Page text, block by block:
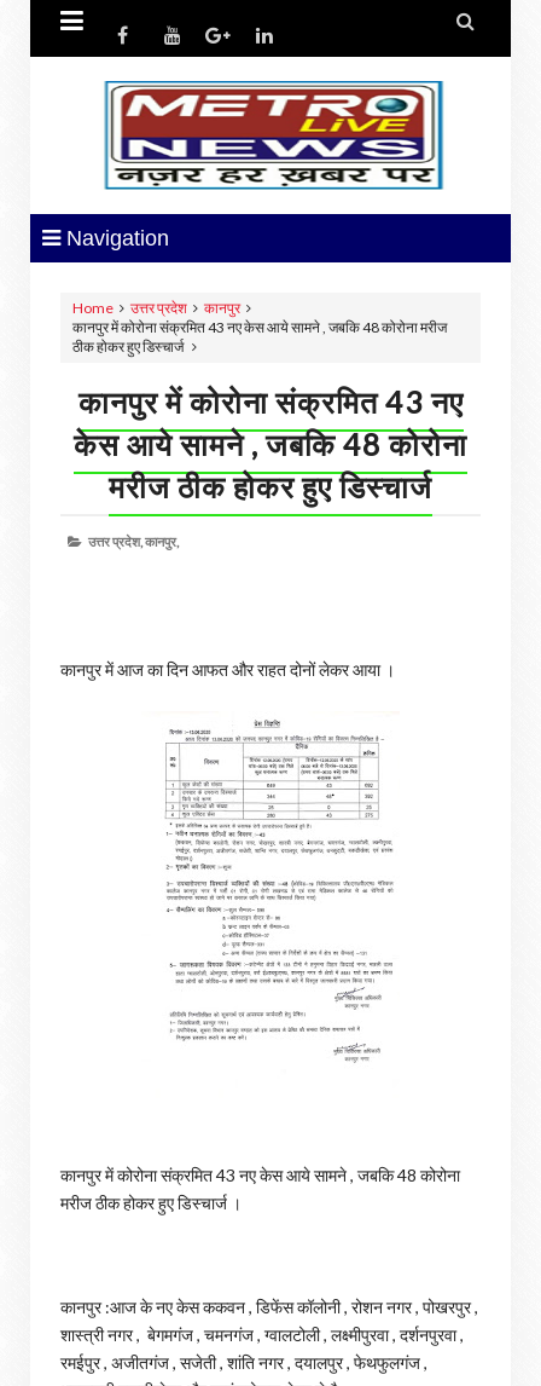
 
Navigation
Home उत्तर प्रदेश
कानपुर
कानपुर में कोरोना संक्रमित 43 नए केस आये सामने , जबकि 48 कोरोना मरीज
ठीक होकर हुए डिस्चार्ज
कानपुर में कोरोना संक्रमित 43 नए
केस आये सामने , जबकि 48 कोरोना
मरीज ठीक होकर हुए डिस्चार्ज
उत्तर प्रदेश,कानपुर,
कानपुर में आज का दिन आफत और राहत दोनों लेकर आया ।
कानपुर में कोरोना संक्रमित 43 नए केस आये सामने , जबकि 48 कोरोना
मरीज ठीक होकर हुए डिस्चार्ज ।
कानपुर :आज के नए केस ककवन , डिफेंस कॉलोनी , रोशन नगर , पोखरपुर ,
शास्त्री नगर , बेगमगंज , चमनगंज , ग्वालटोली , लक्ष्मीपुरवा , दर्शनपुरवा ,
रमईपुर , अजीतगंज , सजेती , शांति नगर , दयालपुर , फेथफुलगंज ,